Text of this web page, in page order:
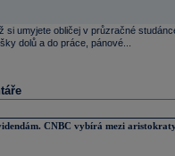
si umyjete obličej v průzračné
dolů a do práce, pánové...
CNBC vybírá mezi